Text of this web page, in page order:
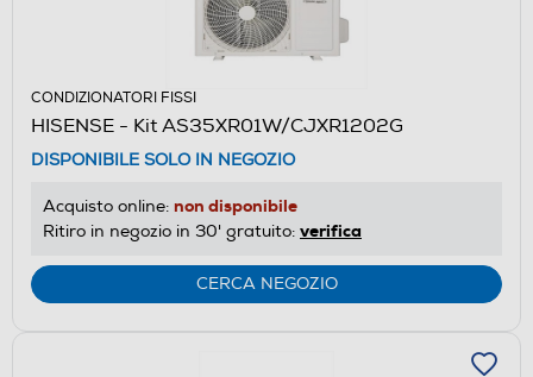
CONDIZIONATORI FISSI
HISENSE - Kit AS35XR01W/CJXR1202G
DISPONIBILE SOLO IN NEGOZIO
Acquisto online: non disponibile
Ritiro in negozio in 30' gratuito: verifica
CERCA NEGOZIO